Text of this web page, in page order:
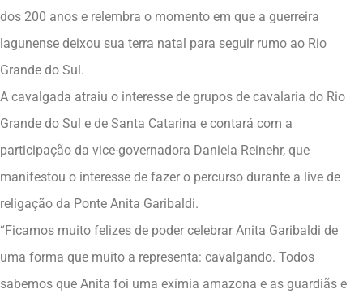
dos 200 anos e relembra o momento em que a guerreira
lagunense deixou sua terra natal para seguir rumo ao Rio
Grande do Sul.
A cavalgada atraiu o interesse de grupos de cavalaria do Rio
Grande do Sul e de Santa Catarina e contará com a
participação da vice-governadora Daniela Reinehr, que
manifestou o interesse de fazer o percurso durante a live de
religação da Ponte Anita Garibaldi.
“Ficamos muito felizes de poder celebrar Anita Garibaldi de
uma forma que muito a representa: cavalgando. Todos
sabemos que Anita foi uma exímia amazona e as guardiãs e